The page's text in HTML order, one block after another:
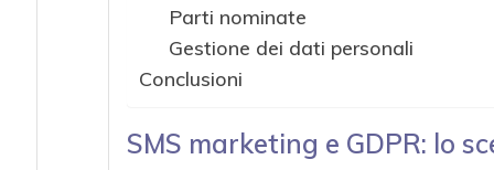
Parti nominate
Gestione dei dati personali
Conclusioni
SMS marketing e GDPR: lo